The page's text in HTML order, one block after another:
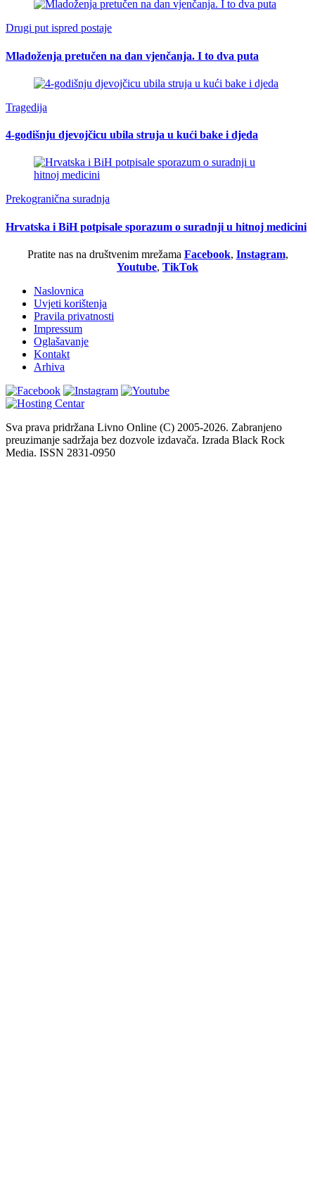
Drugi put ispred postaje
Mladoženja pretučen na dan vjenčanja. I to dva puta
Tragedija
4-godišnju djevojčicu ubila struja u kući bake i djeda
Prekogranična suradnja
Hrvatska i BiH potpisale sporazum o suradnji u hitnoj medicini
Pratite nas na društvenim mrežama Facebook, Instagram,
Youtube, TikTok
Naslovnica
Uvjeti korištenja
Pravila privatnosti
Impressum
Oglašavanje
Kontakt
Arhiva
Sva prava pridržana Livno Online (C) 2005-2026. Zabranjeno
preuzimanje sadržaja bez dozvole izdavača. Izrada Black Rock
Media. ISSN 2831-0950